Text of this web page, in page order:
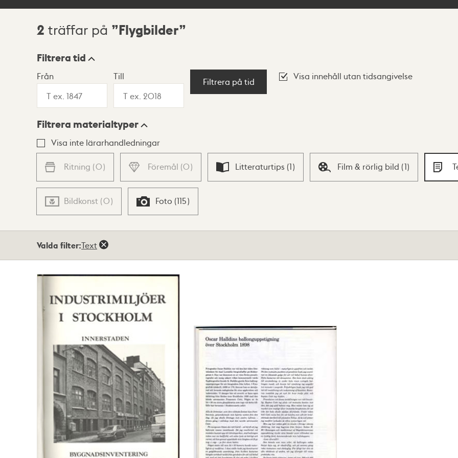
Sökresultat
2 träffar på Flygbilder
Visningsläge
Lista Karta
Filtrera tid
Från Till
Filtrera på tid
Visa innehåll utan tidsangivelse
Filtrera materialtyper
Visa inte lärarhandledningar
Ritning (0) Föremål (0) Litteraturtips (1) Film & rörlig bild (1)
Bildkonst (0) Foto (115)
Valda filter:Text